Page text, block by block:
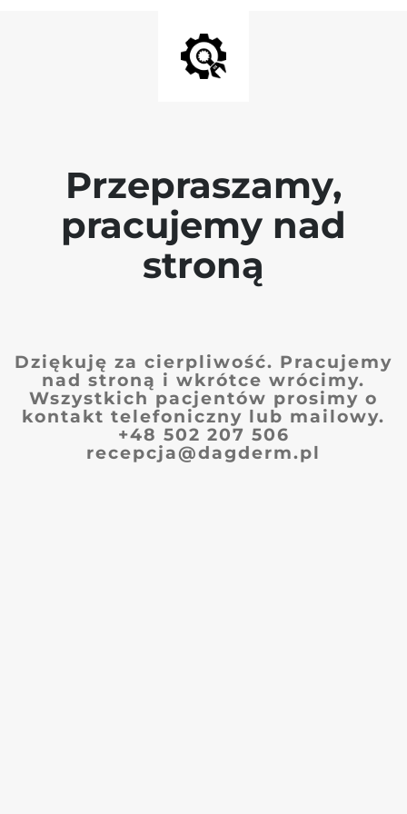
Przepraszamy,
pracujemy nad
stroną
Dziękuję za cierpliwość. Pracujemy
nad stroną i wkrótce wrócimy.
Wszystkich pacjentów prosimy o
kontakt telefoniczny lub mailowy.
+48 502 207 506
recepcja@dagderm.pl